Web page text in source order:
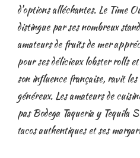
d'options alléchantes. Le Time
distingue par ses nombreux
amateurs de fruits de mer
pour ses délicieux lobster rolls
son influence française, ravit les
généreux. Les amateurs de
pas Bodega Taqueria y Tequila
tacos authentiques et ses